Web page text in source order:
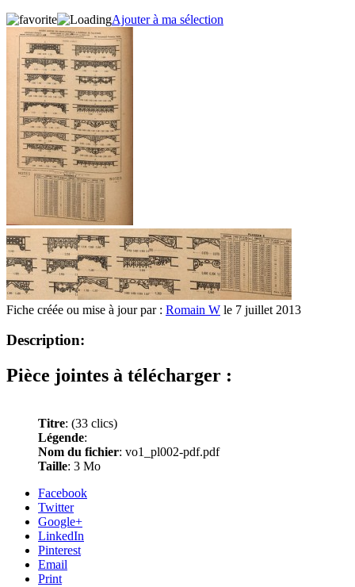
Ajouter à ma sélection
Fiche créée ou mise à jour par : Romain W le 7 juillet 2013
Description:
Pièce jointes à télécharger :
Titre: (33 clics)
Légende:
Nom du fichier: vo1_pl002-pdf.pdf
Taille: 3 Mo
Facebook
Twitter
Google+
LinkedIn
Pinterest
Email
Print